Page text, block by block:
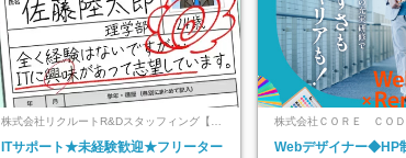
株式会社リクルートR&Dスタッフィング【リ
クルートグループ】
ITサポート★未経験歓迎★フリーター
株式会社ＣＯＲＥ ＣＯＤ
Webデザイナー◆HP